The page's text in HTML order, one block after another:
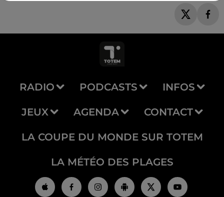
RADIO PODCASTS INFOS
JEUX AGENDA CONTACT
LA COUPE DU MONDE SUR TOTEM
LA MÉTÉO DES PLAGES